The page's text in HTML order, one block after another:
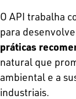
O API trabalha
para
práticas
natural que
ambiental e a
industriais.